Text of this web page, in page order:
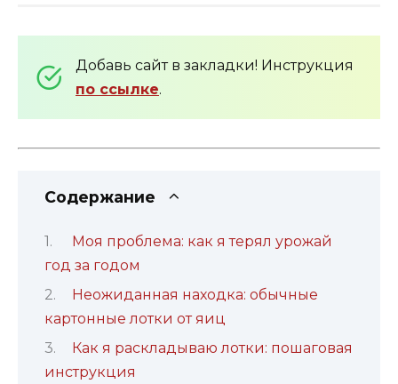
Добавь сайт в закладки! Инструкция
по ссылке.
Содержание
Моя проблема: как я терял урожай
год за годом
Неожиданная находка: обычные
картонные лотки от яиц
Как я раскладываю лотки: пошаговая
инструкция